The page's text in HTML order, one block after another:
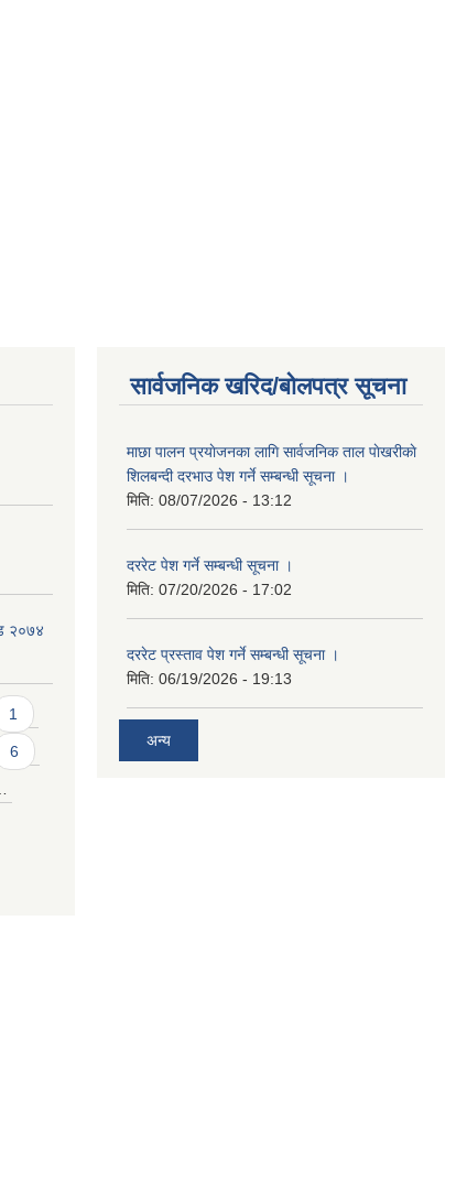
२०७४
1
6
सार्वजनिक खरिद/बोलपत्र सूचना
माछा पालन प्रयाेजनका लागि सार्वजनिक ताल पाेखरीकाे
शिलबन्दी दरभाउ पेश गर्ने सम्बन्धी सूचना ।
मिति: 08/07/2026 - 13:12
दररेट पेश गर्ने सम्बन्धी सूचना ।
मिति: 07/20/2026 - 17:02
दररेट प्रस्ताव पेश गर्ने सम्बन्धी सूचना ।
मिति: 06/19/2026 - 19:13
अन्य